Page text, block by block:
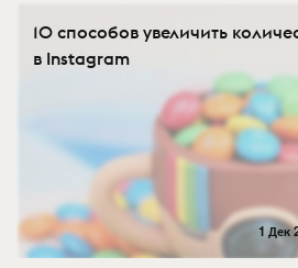
10 способов увеличить
в Instagram
1 Дек